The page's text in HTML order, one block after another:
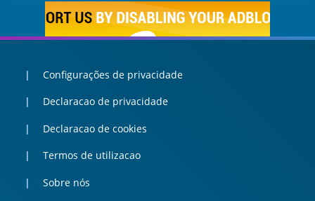
Configurações de privacidade
Declaracao de privacidade
Declaracao de cookies
Termos de utilizacao
Sobre nós